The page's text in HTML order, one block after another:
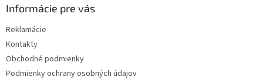
Informácie pre vás
Reklamácie
Kontakty
Obchodné podmienky
Podmienky ochrany osobných údajov